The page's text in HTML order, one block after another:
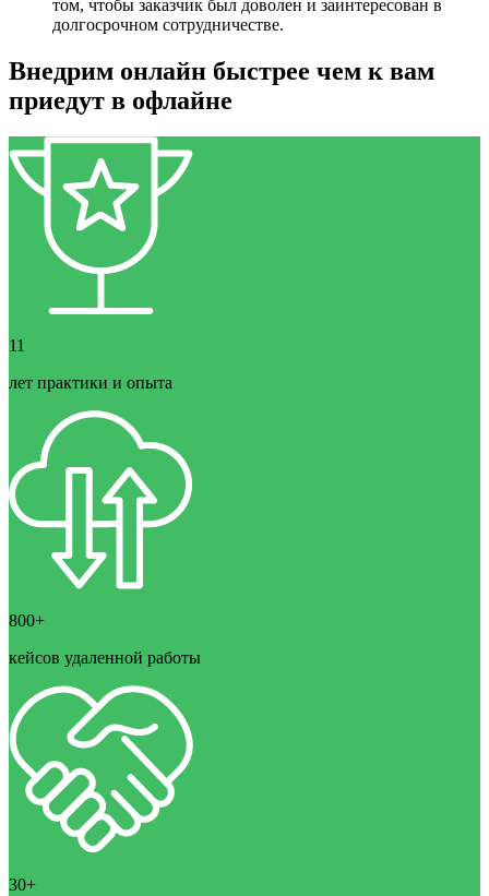
том, чтобы заказчик был доволен и заинтересован в
долгосрочном сотрудничестве.
Внедрим онлайн быстрее чем к вам
приедут в офлайне
11
лет практики и опыта
800+
кейсов удаленной работы
30+